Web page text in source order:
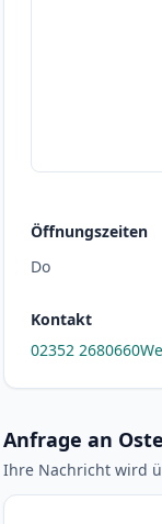
Öffnungszeiten
Do
Kontakt
02352 2680660
Anfrage an
Ihre Nachricht wird